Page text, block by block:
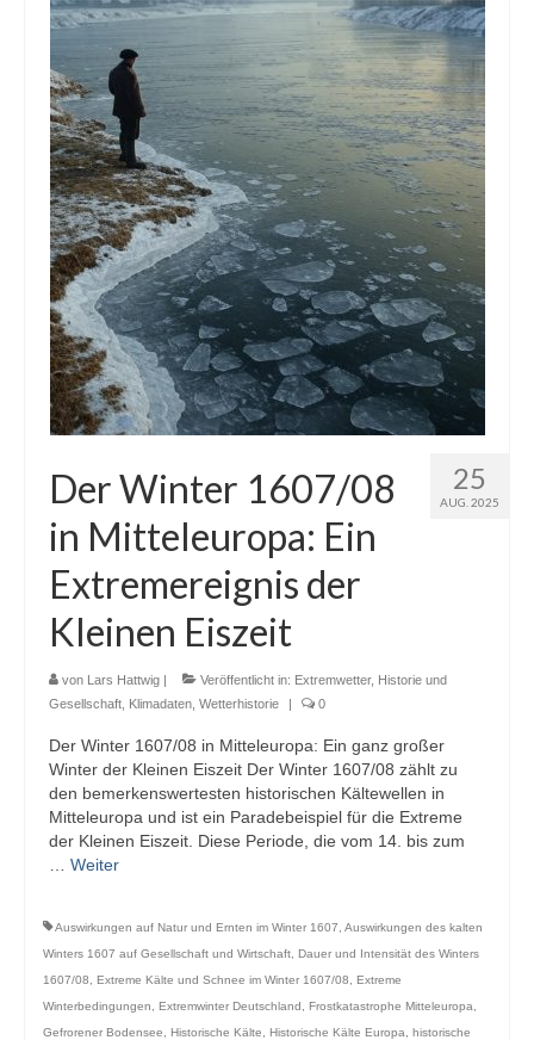
Die Kältepole der Nordhalbkugel: Kanadische
Arktis und Sibirien
Ellesmere Island – Die nördlichste Wildnis
Kanadas
Die Natur der Hudson-Bay und umliegender
Regionen
Die Laptewsee: Die Eisfabrik der Arktis
EisSued
Schneehöhen
Ostsee
Wetter Arktis Antarktis
Webcams
Glossar
Datenschutz
Impressum
25
AUG. 2025
Der Winter 1607/08
in Mitteleuropa: Ein
Extremereignis der
Kleinen Eiszeit
von Lars Hattwig | Veröffentlicht in: Extremwetter, Historie und
Gesellschaft Klimadaten Wetterhistorie | 0
Der Winter 1607/08 in Mitteleuropa: Ein ganz großer
Winter der Kleinen Eiszeit Der Winter 1607/08 zählt zu
den bemerkenswertesten historischen Kältewellen in
Mitteleuropa und ist ein Paradebeispiel für die Extreme
der Kleinen Eiszeit. Diese Periode, die vom 14. bis zum
Weiter
Auswirkungen auf Natur und Ernten im Winter 1607 Auswirkungen des kalten
Winters 1607 auf Gesellschaft und Wirtschaft Dauer und Intensität des Winters
1607/08
Extreme Kälte und Schnee im Winter 1607/08
Extreme
Winterbedingungen
Extremwinter Deutschland Frostkatastrophe Mitteleuropa
Gefrorener Bodensee
Historische Kälte Historische Kälte Europa
historische